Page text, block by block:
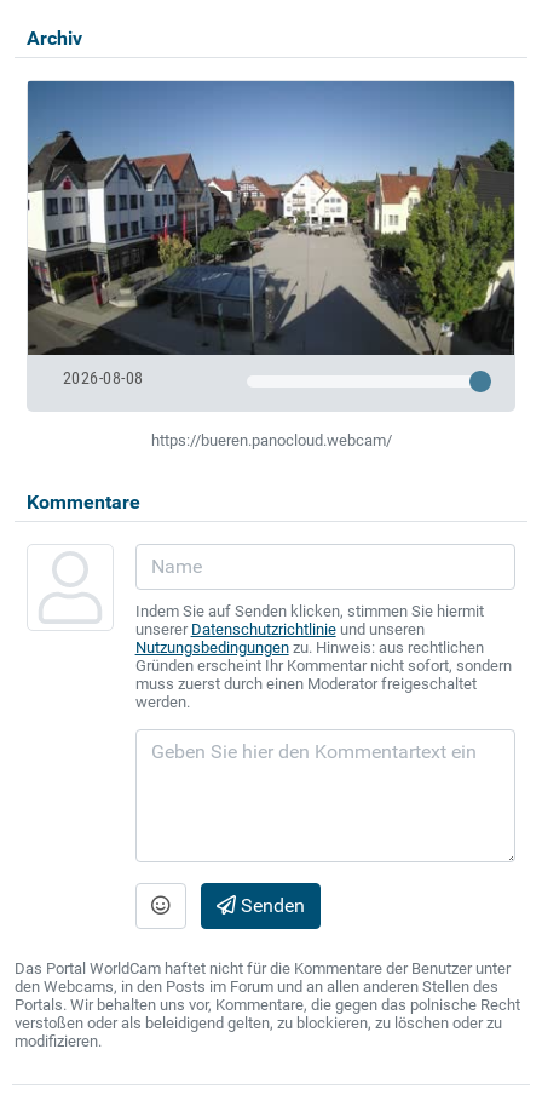
Archiv
2026-08-08
https://bueren.panocloud.webcam/
Kommentare
Indem Sie auf Senden klicken, stimmen Sie hiermit
unserer Datenschutzrichtlinieund unseren
Nutzungsbedingungenzu. Hinweis: aus rechtlichen
Gründen erscheint Ihr Kommentar nicht sofort, sondern
muss zuerst durch einen Moderator freigeschaltet
werden.
Senden
Das Portal WorldCam haftet nicht für die Kommentare der Benutzer unter
den Webcams, in den Posts im Forum und an allen anderen Stellen des
Portals. Wir behalten uns vor, Kommentare, die gegen das polnische Recht
verstoßen oder als beleidigend gelten, zu blockieren, zu löschen oder zu
modifizieren.